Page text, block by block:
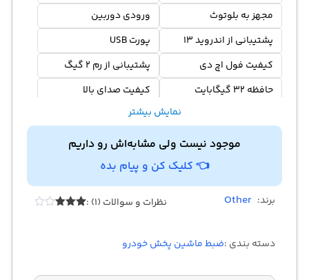
مجهز به بلوتوث
ورودی دوربین
پشتیبانی از اندروید 13
پورت USB
کیفیت فول اچ دی
پشتیبانی از رم 2 گیگ
حافظه 32 گیگابایت
کیفیت صدای بالا
نمایش بیشتر
موجود نیست ولی مشابه‌اش رو داریم
👈 کلیک کن و پیام بده
برند: Other نظرات و سوالات (1) :
دسته بندی :ضبط ماشین پخش خودرو